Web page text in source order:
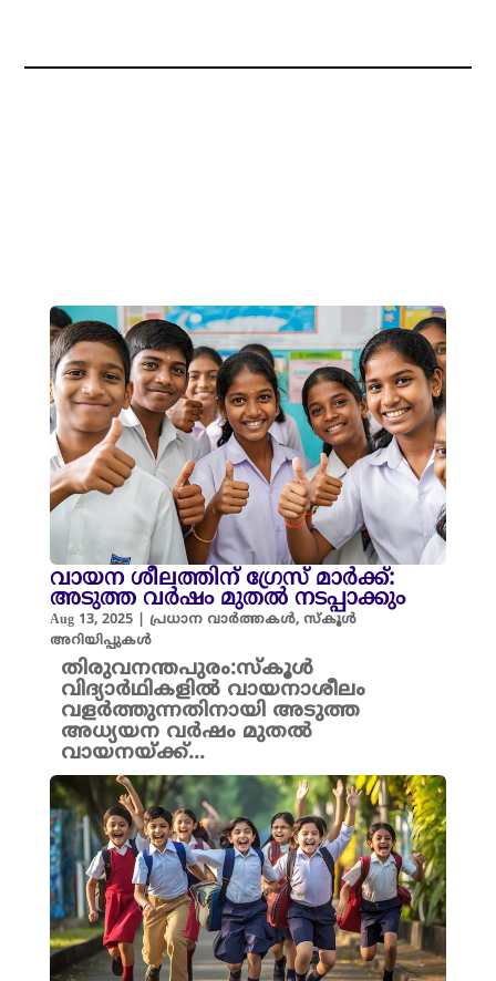
വായന ശീലത്തിന് ഗ്രേസ് മാർക്ക്:
അടുത്ത വർഷം മുതൽ നടപ്പാക്കും
Aug 13, 2025| പ്രധാന വാർത്തകൾ, സ്കൂൾ
അറിയിപ്പുകൾ
തിരുവനന്തപുരം:സ്കൂൾ
വിദ്യാർഥികളിൽ വായനാശീലം
വളർത്തുന്നതിനായി അടുത്ത
അധ്യയന വർഷം മുതൽ
വായനയ്ക്ക്...